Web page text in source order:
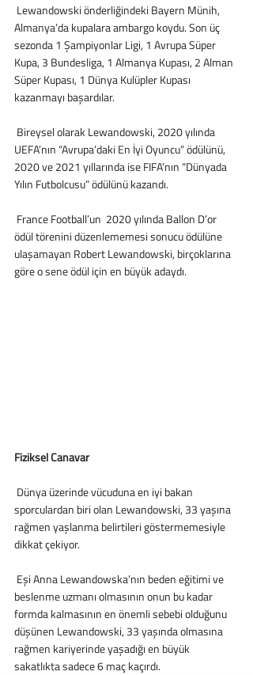
Almanya’da kupalara ambargo koydu. Son üç
sezonda 1 Şampiyonlar Ligi, 1 Avrupa Süper
Kupa, 3 Bundesliga, 1 Almanya Kupası, 2 Alman
Süper Kupası, 1 Dünya Kulüpler Kupası
kazanmayı başardılar.
UEFA’nın “Avrupa’daki En İyi Oyuncu” ödülünü,
2020 ve 2021 yıllarında ise FIFA’nın “Dünyada
Yılın Futbolcusu” ödülünü kazandı.
ödül törenini düzenlememesi sonucu ödülüne
ulaşamayan Robert Lewandowski, birçoklarına
göre o sene ödül için en büyük adaydı.
Fiziksel Canavar
sporculardan biri olan Lewandowski, 33 yaşına
rağmen yaşlanma belirtileri göstermemesiyle
dikkat çekiyor.
beslenme uzmanı olmasının onun bu kadar
formda kalmasının en önemli sebebi olduğunu
düşünen Lewandowski, 33 yaşında olmasına
rağmen kariyerinde yaşadığı en büyük
sakatlıkta sadece 6 maç kaçırdı.